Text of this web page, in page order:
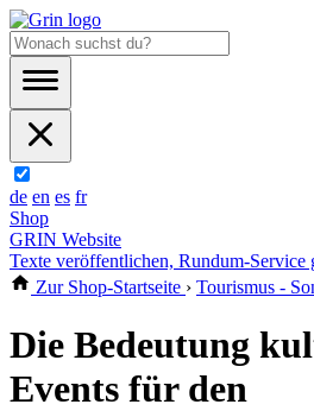
de en es fr
Shop
GRIN Website
Texte veröffentlichen, Rundum-Service
Zur Shop-Startseite › Tourismus -
Die Bedeutung
Events für den